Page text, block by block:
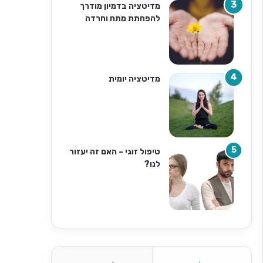
מדיטציה בדמיון מודרך
להפחתת מתח וחרדה
מדיטציה יומית
טיפול זוגי – האם זה יעזור
לנו?